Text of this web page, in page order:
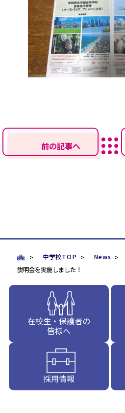
前の記事へ
中学校TOP News
説明会を実施しました！
在校生・保護者の
皆様へ
採用情報